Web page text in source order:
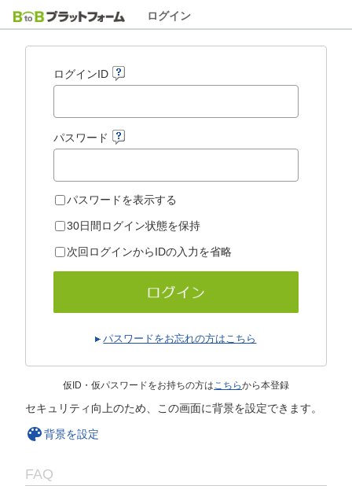
ログイン
ログインID
パスワード
パスワードを表示する
30日間ログイン状態を保持
次回ログインからIDの入力を省略
パスワードをお忘れの方はこちら
仮ID・仮パスワードをお持ちの方はこちらから本登録
セキュリティ向上のため、この画面に背景を設定できます。
背景を設定
FAQ